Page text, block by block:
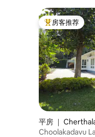
热门「房客推荐
房客推荐
平房 ｜
Choolakadavu